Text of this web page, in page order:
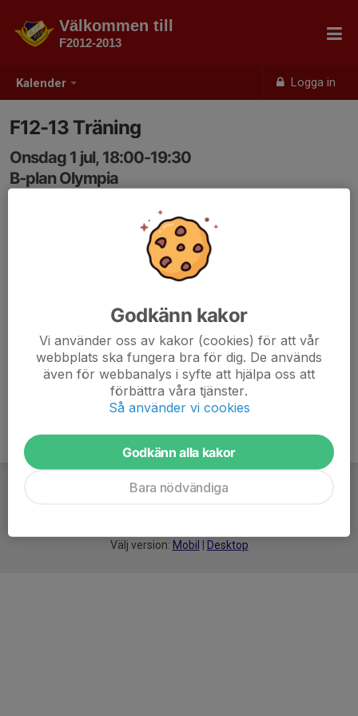
Kalender Logga in
Välkommen till
F2012-2013
F12-13 Träning
Onsdag 1 jul, 18:00-19:30
B-plan Olympia
Välj version: Mobil Desktop
Godkänn kakor
Vi använder oss av kakor (cookies) för att vår
webbplats ska fungera bra för dig. De används
även för webbanalys i syfte att hjälpa oss att
förbättra våra tjänster.
Så använder vi cookies
Godkänn alla kakor
Bara nödvändiga